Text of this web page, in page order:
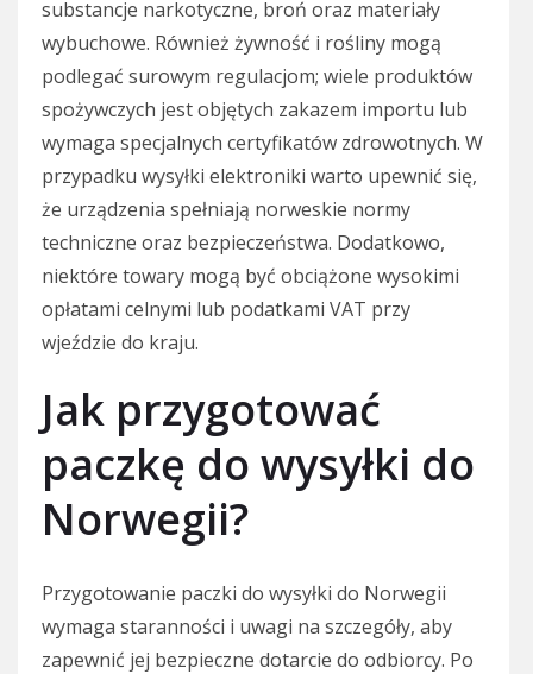
substancje narkotyczne, broń oraz materiały
wybuchowe. Również żywność i rośliny mogą
podlegać surowym regulacjom; wiele produktów
spożywczych jest objętych zakazem importu lub
wymaga specjalnych certyfikatów zdrowotnych. W
przypadku wysyłki elektroniki warto upewnić się,
że urządzenia spełniają norweskie normy
techniczne oraz bezpieczeństwa. Dodatkowo,
niektóre towary mogą być obciążone wysokimi
opłatami celnymi lub podatkami VAT przy
wjeździe do kraju.
Jak przygotować
paczkę do wysyłki do
Norwegii?
Przygotowanie paczki do wysyłki do Norwegii
wymaga staranności i uwagi na szczegóły, aby
zapewnić jej bezpieczne dotarcie do odbiorcy. Po